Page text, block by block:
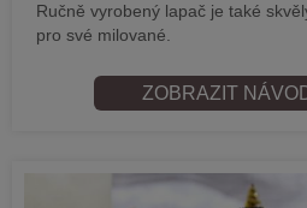
Ručně vyrobený lapač je také
pro své milované.
ZOBRAZIT